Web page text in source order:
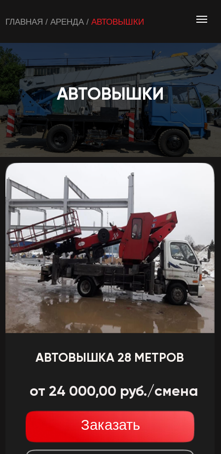
Заказать
Подробнее
АВТОВЫШКА 28 МЕТРОВ
от 24 000,00 руб./смена
АВТОВЫШКИ